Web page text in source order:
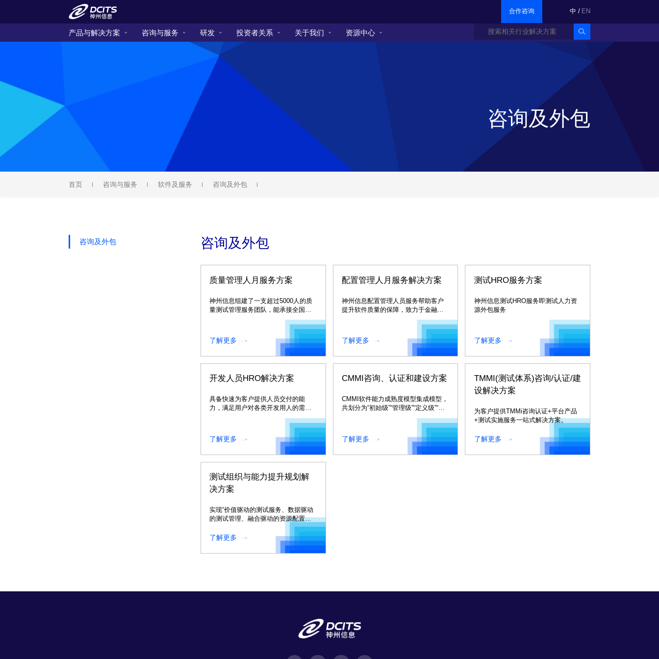
合作咨询 中 / EN
产品与解决方案 咨询与服务 研发 投资者关系 关于我们 资源中心
咨询及外包
首页 咨询与服务 软件及服务 咨询及外包
咨询及外包
质量管理人月服务方案
神州信息组建了一支超过5000人的质
量测试管理服务团队，能承接全国范
了解更多
配置管理人月服务解决方案
神州信息配置管理人员服务帮助客户
提升软件质量的保障，致力于金融软
件资产的沉淀与潜在风险的挖掘。
了解更多
测试HRO服务方案
神州信息测试HRO服务即测试人力资
源外包服务
了解更多
开发人员HRO解决方案
具备快速为客户提供人员交付的能
力，满足用户对各类开发用人的需
了解更多
CMMI咨询、认证和建设方案
CMMI软件能力成熟度模型集成模型，
共划分为“初始级”“管理级”“定义级”“量
了解更多
TMMI(测试体系)咨询/认证/建
设解决方案
为客户提供TMMi咨询认证+平台产品
+测试实施服务一站式解决方案。
了解更多
测试组织与能力提升规划解
决方案
实现“价值驱动的测试服务、数据驱动
的测试管理、融合驱动的资源配置、
技术驱动的测试方法”，提升组织测试
效能。
了解更多
咨询及外包